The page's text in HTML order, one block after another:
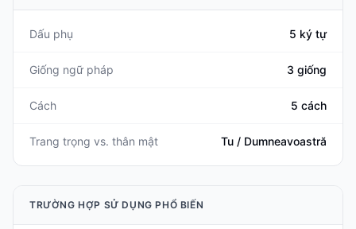
Dấu phụ 5 ký tự
Giống ngữ pháp 3 giống
Cách 5 cách
Trang trọng vs. thân mật Tu / Dumneavoastră
TRƯỜNG HỢP SỬ DỤNG PHỔ BIẾN